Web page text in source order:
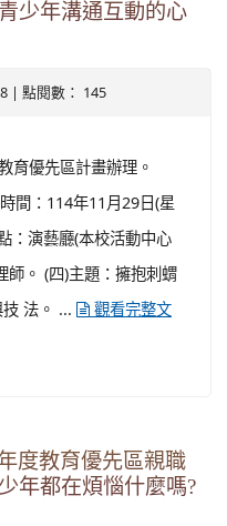
少年溝通互動的心
| 點閱數： 145
育優先區計畫辦理。
間：114年11月29日(星
：演藝廳(本校活動中心
師。 (四)主題：擁抱刺蝟
法。 ...
觀看完整文
度教育優先區親職
年都在煩惱什麼嗎?